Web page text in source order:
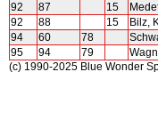
92
87 15
92
88 15 Bilz,
94
60 78
95
94 79
(c) 1990-2025 Blue Wonder